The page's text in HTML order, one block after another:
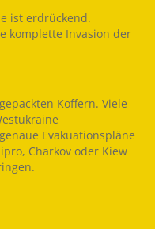
ist erdrückend.
komplette Invasion der
Koffern. Viele
Evakuationspläne
Charkov oder Kiew